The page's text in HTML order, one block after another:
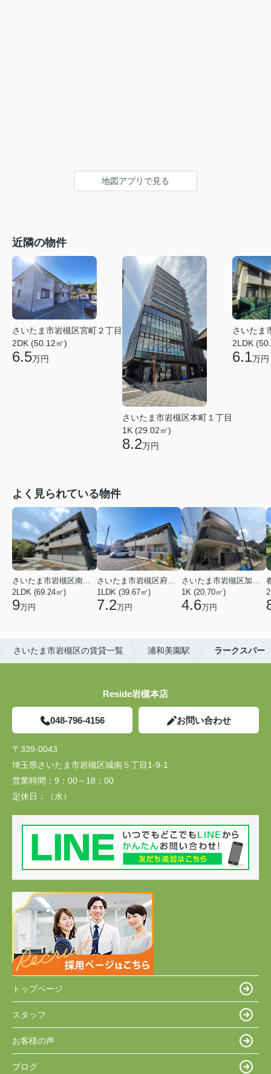
地図アプリで見る
近隣の物件
さいたま市岩槻区宮町２丁目
2DK (50.12㎡)
6.5万円
さいたま市岩槻区本町１丁目
1K (29.02㎡)
8.2万円
さいたま
2LDK
6.1万円
よく見られている物件
2LDK (69.24㎡)
9万円
1LDK (39.67㎡)
7.2万円
1K (20.70㎡)
4.6万円
さいたま市岩槻区の賃貸一覧 浦和美園駅 ラークスパー
Reside岩槻本店
048-796-4156 お問い合わせ
〒339-0043
埼玉県さいたま市岩槻区城南５丁目1-9-1
営業時間： 9：00～18：00
定休日：
（水）
トップページ
スタッフ
お客様の声
ブログ